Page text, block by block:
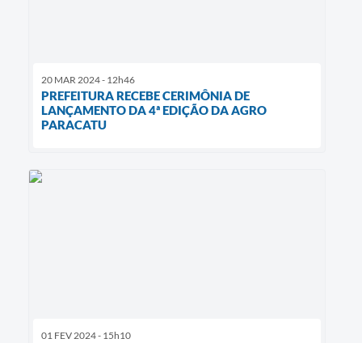
20 MAR 2024 - 12h46
PREFEITURA RECEBE CERIMÔNIA DE
LANÇAMENTO DA 4ª EDIÇÃO DA AGRO
PARACATU
01 FEV 2024 - 15h10